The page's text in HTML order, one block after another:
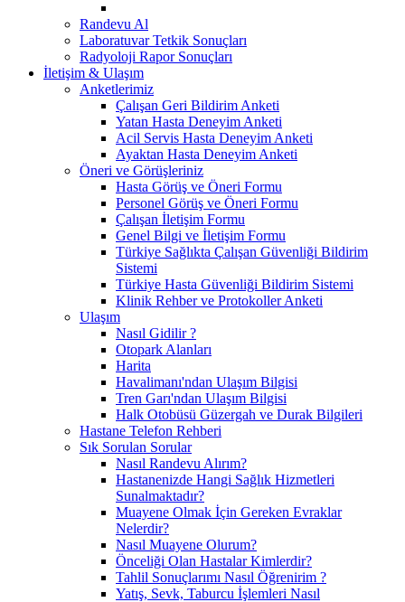
Randevu Al
Laboratuvar Tetkik Sonuçları
Radyoloji Rapor Sonuçları
İletişim & Ulaşım
Anketlerimiz
Çalışan Geri Bildirim Anketi
Yatan Hasta Deneyim Anketi
Acil Servis Hasta Deneyim Anketi
Ayaktan Hasta Deneyim Anketi
Öneri ve Görüşleriniz
Hasta Görüş ve Öneri Formu
Personel Görüş ve Öneri Formu
Çalışan İletişim Formu
Genel Bilgi ve İletişim Formu
Türkiye Sağlıkta Çalışan Güvenliği Bildirim
Sistemi
Türkiye Hasta Güvenliği Bildirim Sistemi
Klinik Rehber ve Protokoller Anketi
Ulaşım
Nasıl Gidilir ?
Otopark Alanları
Harita
Havalimanı'ndan Ulaşım Bilgisi
Tren Garı'ndan Ulaşım Bilgisi
Halk Otobüsü Güzergah ve Durak Bilgileri
Hastane Telefon Rehberi
Sık Sorulan Sorular
Nasıl Randevu Alırım?
Hastanenizde Hangi Sağlık Hizmetleri
Sunalmaktadır?
Muayene Olmak İçin Gereken Evraklar
Nelerdir?
Nasıl Muayene Olurum?
Önceliği Olan Hastalar Kimlerdir?
Tahlil Sonuçlarımı Nasıl Öğrenirim ?
Yatış, Sevk, Taburcu İşlemleri Nasıl